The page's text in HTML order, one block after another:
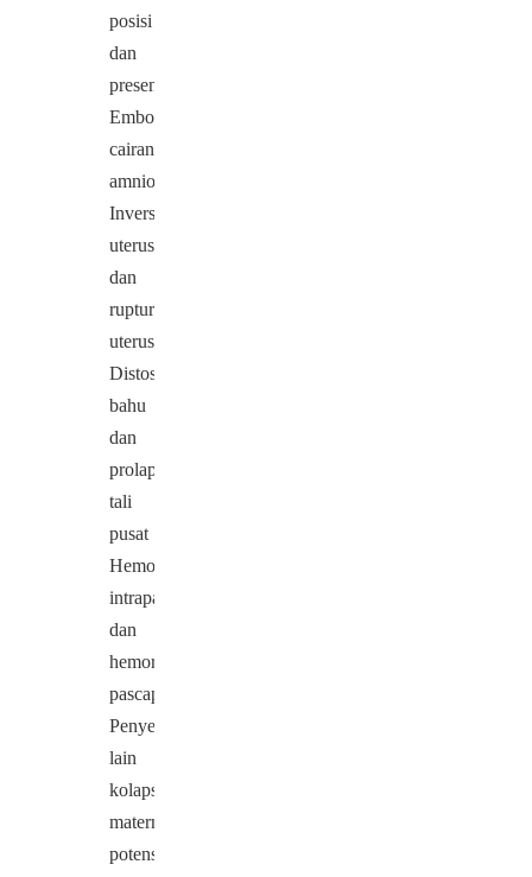
posisi
dan
presentasi
Emboli
cairan
amnion
Inversi
uterus
dan
ruptur
uterus
Distosia
bahu
dan
prolaps
tali
pusat
Hemoragi
intrapartum
dan
hemoragi
pascapartum
Penyebab
lain
kolaps
maternal
potensial